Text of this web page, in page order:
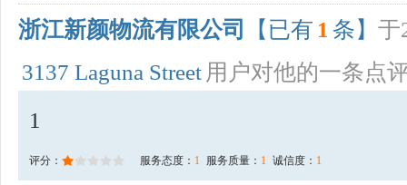
浙江新颜物流有限公司 【已有 1 条】 于
3137 Laguna Street 用户对他的一条点
1
评分： 服务态度： 1 服务质量： 1 诚信度： 1